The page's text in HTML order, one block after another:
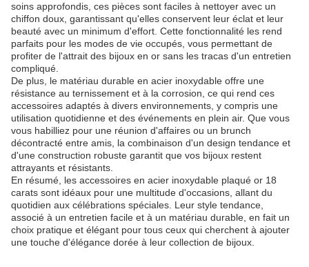
soins approfondis, ces pièces sont faciles à nettoyer avec un
chiffon doux, garantissant qu'elles conservent leur éclat et leur
beauté avec un minimum d'effort. Cette fonctionnalité les rend
parfaits pour les modes de vie occupés, vous permettant de
profiter de l'attrait des bijoux en or sans les tracas d'un entretien
compliqué.
De plus, le matériau durable en acier inoxydable offre une
résistance au ternissement et à la corrosion, ce qui rend ces
accessoires adaptés à divers environnements, y compris une
utilisation quotidienne et des événements en plein air. Que vous
vous habilliez pour une réunion d'affaires ou un brunch
décontracté entre amis, la combinaison d'un design tendance et
d'une construction robuste garantit que vos bijoux restent
attrayants et résistants.
En résumé, les accessoires en acier inoxydable plaqué or 18
carats sont idéaux pour une multitude d'occasions, allant du
quotidien aux célébrations spéciales. Leur style tendance,
associé à un entretien facile et à un matériau durable, en fait un
choix pratique et élégant pour tous ceux qui cherchent à ajouter
une touche d'élégance dorée à leur collection de bijoux.